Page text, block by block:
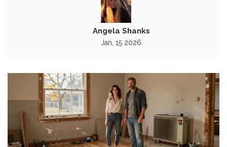
Angela Shanks
Jan, 15 2026